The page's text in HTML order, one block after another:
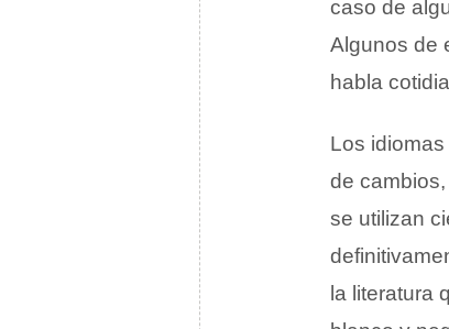
caso de
Algunos de
habla
Los
de
se utilizan
la literatura